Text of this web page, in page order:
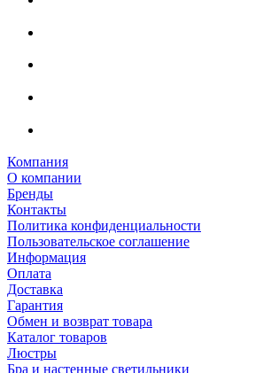
Компания
О компании
Бренды
Контакты
Политика конфиденциальности
Пользовательское соглашение
Информация
Оплата
Доставка
Гарантия
Обмен и возврат товара
Каталог товаров
Люстры
Бра и настенные светильники